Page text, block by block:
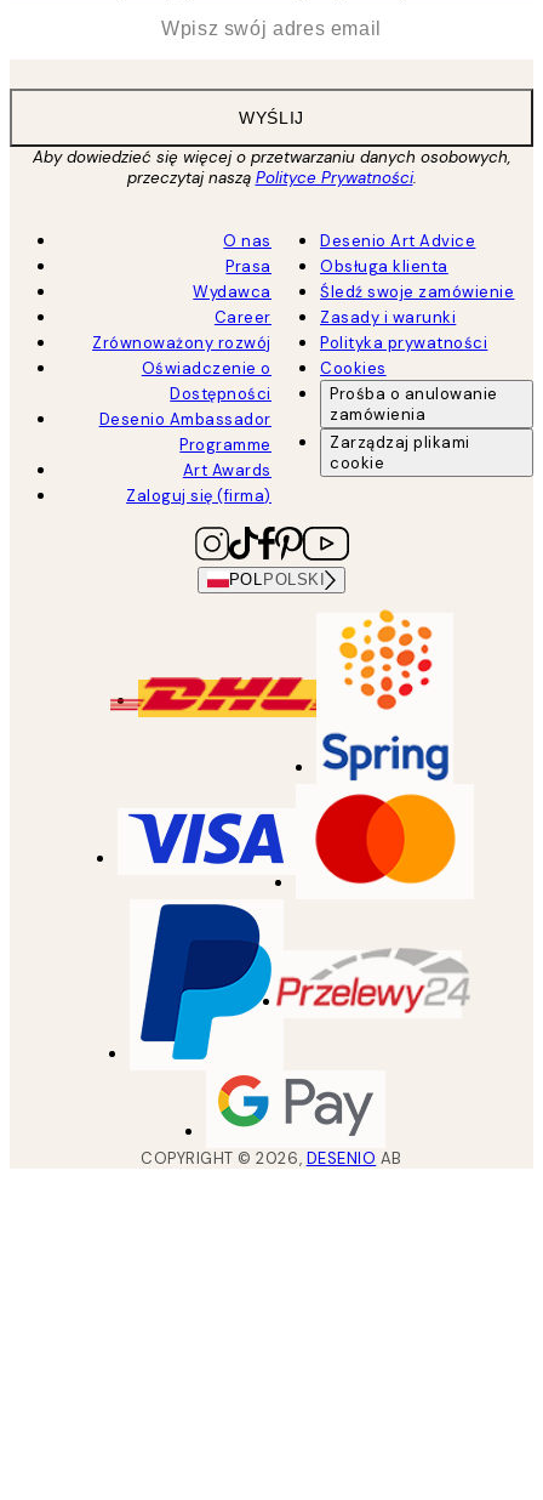
WYŚLIJ
Aby dowiedzieć się więcej o przetwarzaniu danych osobowych,
przeczytaj naszą Polityce Prywatności.
O nas
Prasa
Wydawca
Career
Zrównoważony rozwój
Oświadczenie o
Dostępności
Desenio Ambassador
Programme
Art Awards
Zaloguj się (firma)
Desenio Art Advice
Obsługa klienta
Śledź swoje zamówienie
Zasady i warunki
Polityka prywatności
Cookies
Prośba o anulowanie
zamówienia
Zarządzaj plikami
cookie
POL POLSKI
COPYRIGHT ©2026, DESENIO AB